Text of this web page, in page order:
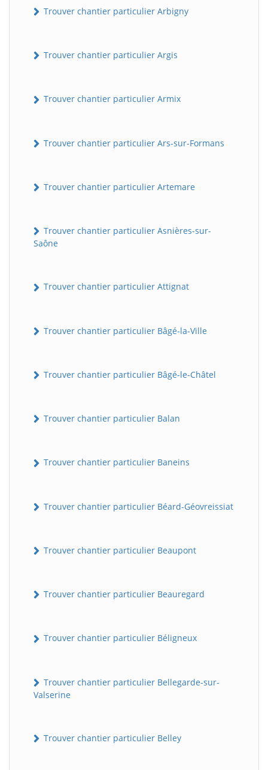
Trouver chantier particulier Arbigny
Trouver chantier particulier Argis
Trouver chantier particulier Armix
Trouver chantier particulier Ars-sur-Formans
Trouver chantier particulier Artemare
Trouver chantier particulier Asnières-sur-
Saône
Trouver chantier particulier Attignat
Trouver chantier particulier Bâgé-la-Ville
Trouver chantier particulier Bâgé-le-Châtel
Trouver chantier particulier Balan
Trouver chantier particulier Baneins
Trouver chantier particulier Béard-Géovreissiat
Trouver chantier particulier Beaupont
Trouver chantier particulier Beauregard
Trouver chantier particulier Béligneux
Trouver chantier particulier Bellegarde-sur-
Valserine
Trouver chantier particulier Belley